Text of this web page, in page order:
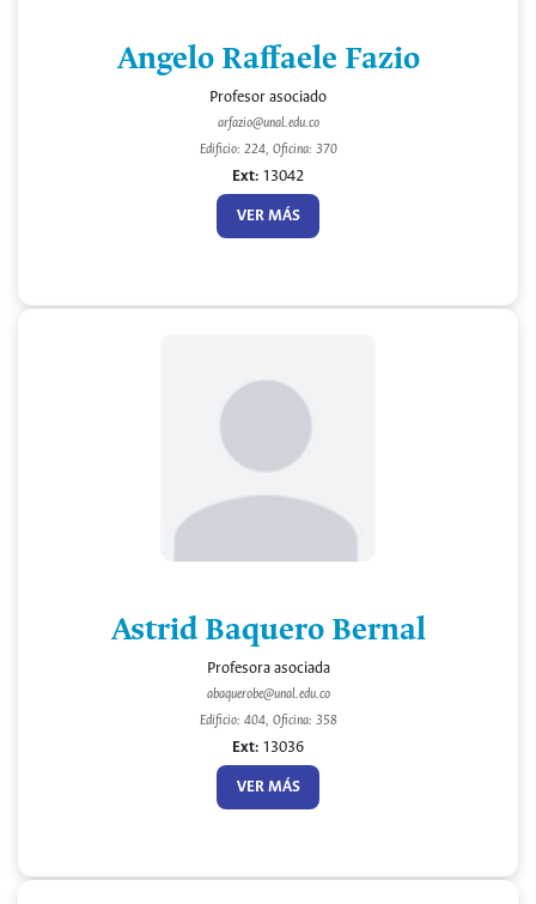
Angelo Raffaele Fazio
Profesor asociado
arfazio@unal.edu.co
Edificio: 224, Oficina: 370
Ext: 13042
VER MÁS
Astrid Baquero Bernal
Profesora asociada
abaquerobe@unal.edu.co
Edificio: 404, Oficina: 358
Ext: 13036
VER MÁS